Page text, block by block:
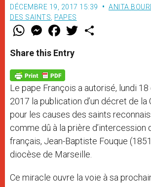
DÉCEMBRE 19, 2017 15:39 ANITA
DES SAINTS PAPES
W
t
s
p
p
M
e
s
e
g
e
r
F
a
e
b
o
k
w
Share this Entry
Le pape François a autorisé, lundi
2017 la publication d’un décret de la
pour les causes des saints
comme dû à la prière d’intercession
français, Jean-Baptiste Fouque
diocèse de Marseille.
Ce miracle ouvre la voie à sa